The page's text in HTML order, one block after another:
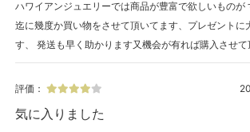
ハワイアンジュエリーでは商品が豊富で欲しいものが
迄に幾度か買い物をさせて頂いてます、プレゼントに
す、 発送も早く助かります又機会が有れば購入させ
評価：
気に入りました